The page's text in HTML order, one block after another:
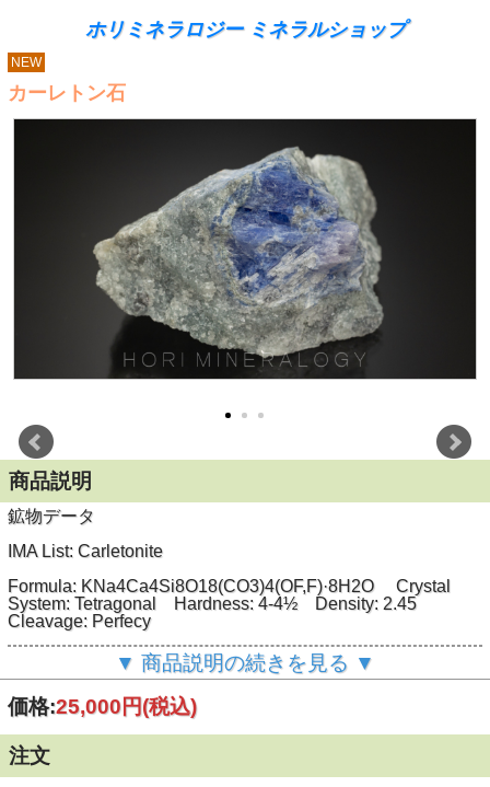
ホリミネラロジー ミネラルショップ
NEW
カーレトン石
商品説明
鉱物データ
IMA List: Carletonite
Formula: KNa4Ca4Si8O18(CO3)4(OF,F)·8H2O Crystal
System: Tetragonal Hardness: 4-4½ Density: 2.45
Cleavage: Perfecy
Type Locality: カナダ Québec, Rouville Co., Mont Saint-
Hilaire(1971年)
名前はカナダ Otawa市のカーレトン大学より
産出は原産地のみの希産鉱物
▼ 商品説明の続きを見る ▼
価格:25,000円(税込)
注文